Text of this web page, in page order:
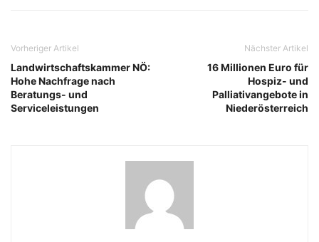
Vorheriger Artikel
Landwirtschaftskammer NÖ:
Hohe Nachfrage nach
Beratungs- und
Serviceleistungen
Nächster Artikel
16 Millionen Euro für
Hospiz- und
Palliativangebote in
Niederösterreich